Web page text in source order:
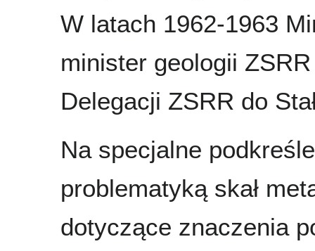
W latach 1962-1963
minister geologii
Delegacji ZSRR do
Na specjalne
problematyką skał
dotyczące znaczenia